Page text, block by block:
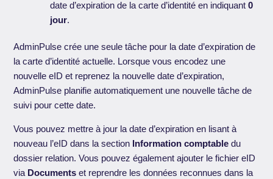
date d’expiration de la carte d’identité en indiquant0
jour.
AdminPulse crée une seule tâche pour la date d’expiration de
la carte d’identité actuelle. Lorsque vous encodez une
nouvelle eID et reprenez la nouvelle date d’expiration,
AdminPulse planifie automatiquement une nouvelle tâche de
suivi pour cette date.
Vous pouvez mettre à jour la date d’expiration en lisant à
nouveau l’eID dans la section Information comptable du
dossier relation. Vous pouvez également ajouter le fichier eID
via Documents et reprendre les données reconnues dans la